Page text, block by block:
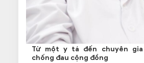
Từ một y tá đến chuyên
chống đau cộng đồng